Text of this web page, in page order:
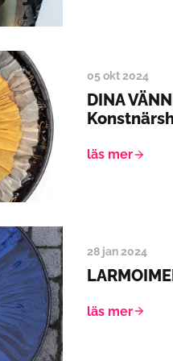
05 okt 2024
DINA
läs mer
28 jan 2024
läs mer